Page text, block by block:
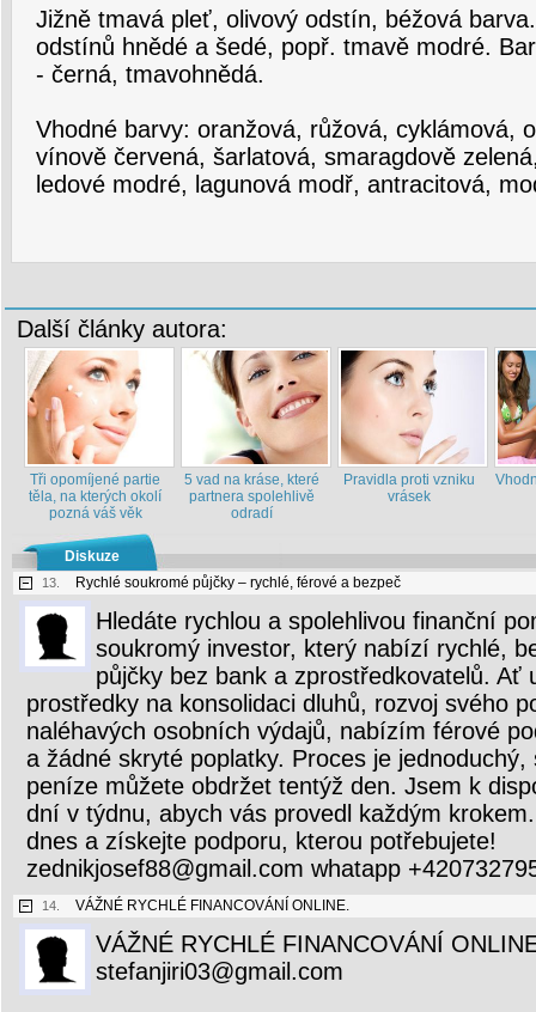
Jižně tmavá pleť, olivový odstín, béžová
odstínů hnědé a šedé, popř. tmavě modré.
- černá, tmavohnědá.
Vhodné barvy: oranžová, růžová, cyklámová,
vínově červená, šarlatová, smaragdově
ledové modré, lagunová modř, antracitová,
Další články autora:
Tři opomíjené partie
těla, na kterých okolí
pozná váš věk
5 vad na kráse, které
partnera spolehlivě
odradí
Pravidla proti vzniku
vrásek
Diskuze
13. Rychlé soukromé půjčky – rychlé, férové ​​a bezpeč
Hledáte rychlou a spolehlivou finanční
soukromý investor, který nabízí rychlé,
půjčky bez bank a zprostředkovatelů. Ať
prostředky na konsolidaci dluhů, rozvoj svého
naléhavých osobních výdajů, nabízím férové
a žádné skryté poplatky. Proces je
peníze můžete obdržet tentýž den. Jsem k
dní v týdnu, abych vás provedl každým
dnes a získejte podporu, kterou potřebujete!
zednikjosef88@gmail.com whatapp
14. VÁŽNÉ RYCHLÉ FINANCOVÁNÍ ONLINE.
VÁŽNÉ RYCHLÉ FINANCOVÁNÍ
stefanjiri03@gmail.com